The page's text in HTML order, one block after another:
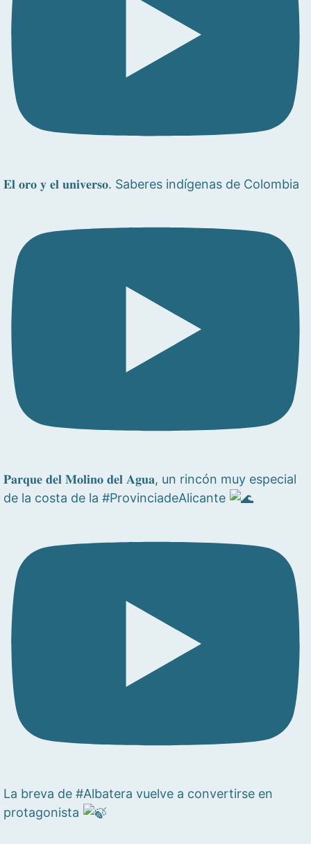
𝐄𝐥 𝐨𝐫𝐨 𝐲 𝐞𝐥 𝐮𝐧𝐢𝐯𝐞𝐫𝐬𝐨. Saberes indígenas de Colombia
𝐏𝐚𝐫𝐪𝐮𝐞 𝐝𝐞𝐥 𝐌𝐨𝐥𝐢𝐧𝐨 𝐝𝐞𝐥 𝐀𝐠𝐮𝐚, un rincón muy especial
de la costa de la #ProvinciadeAlicante
La breva de #Albatera vuelve a convertirse en
protagonista